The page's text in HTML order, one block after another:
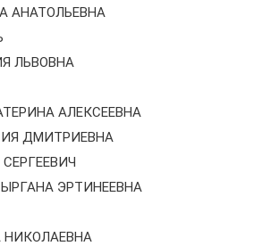
АНАТОЛЬЕВНА
ЛЬВОВНА
АЛЕКСЕЕВНА
ДМИТРИЕВНА
ЭРТИНЕЕВНА
НИКОЛАЕВНА